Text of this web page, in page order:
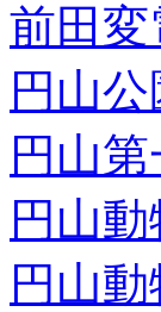
前田
円山
円山
円山
円山